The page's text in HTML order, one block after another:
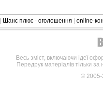
Шанс плюс - оголошення online-
Весь зміст, включаючи ідеї
Передрук матеріалів тільки
©